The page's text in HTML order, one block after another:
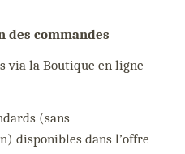
des commandes
via la Boutique en ligne
(sans
disponibles dans l’offre